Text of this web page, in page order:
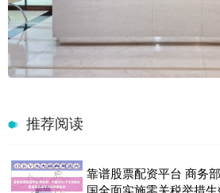
推荐阅读
靠谱股票配资平台 商务
国全面实施零关税举措生